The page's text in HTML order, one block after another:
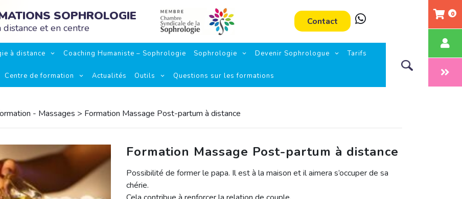
SOPHROLOGIE
distance et en centre
Contact
à distance Coaching Humaniste – Sophrologie Sophrologie Devenir Sophrologue Tarifs
Centre de formation Actualités Outils Questions sur les formations
0
- Massages > Formation Massage Post-partum à distance
Formation Massage Post-partum à distance
Possibilité de former le papa. Il est à la maison et il aimera s’occuper de sa
chérie.